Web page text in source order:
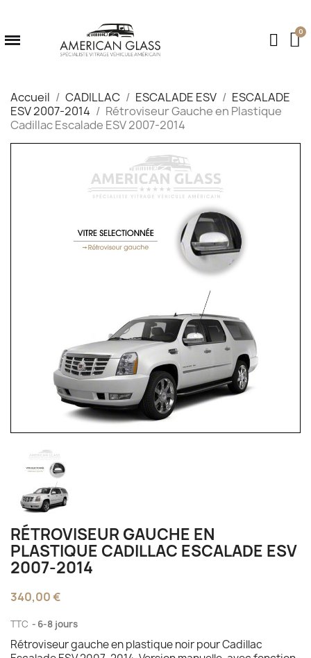
Accueil CADILLAC ESCALADE ESV
ESCALADE
ESV 2007-2014
Rétroviseur Gauche en Plastique
Cadillac Escalade ESV 2007-2014
RÉTROVISEUR GAUCHE EN
PLASTIQUE CADILLAC ESCALADE ESV
2007-2014
340,00 €
TTC 6-8 jours
Rétroviseur gauche en plastique noir pour Cadillac